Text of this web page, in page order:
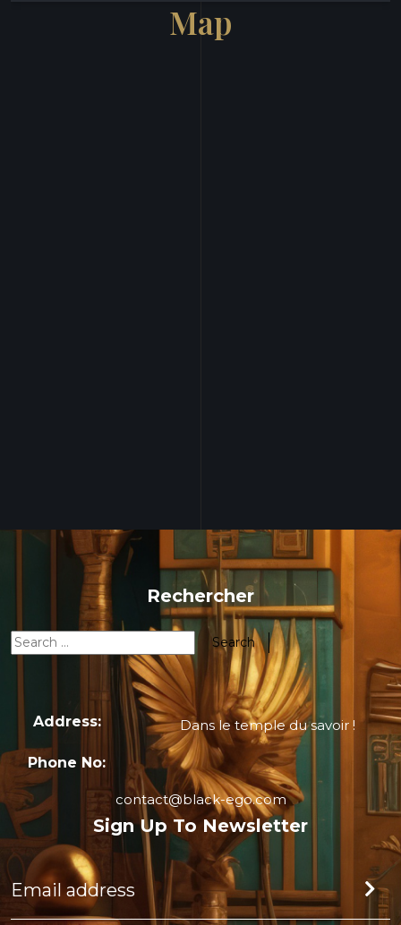
Map
Rechercher
Address: Dans le temple du savoir !
Phone No:
contact@black-ego.com
Sign Up To Newsletter